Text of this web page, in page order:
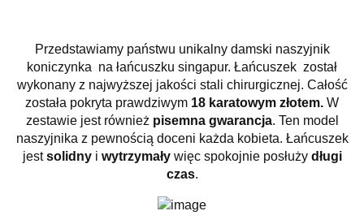
Przedstawiamy państwu unikalny damski naszyjnik
koniczynka na łańcuszku singapur. Łańcuszek został
wykonany z najwyższej jakości stali chirurgicznej. Całość
została pokryta prawdziwym 18 karatowym złotem. W
zestawie jest również pisemna gwarancja. Ten model
naszyjnika z pewnością doceni każda kobieta. Łańcuszek
jestsolidnyi wytrzymaływięc spokojnie posłuży długi
czas.